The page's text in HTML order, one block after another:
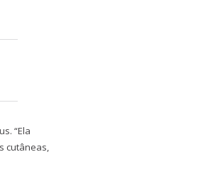
“Ela
cutâneas,